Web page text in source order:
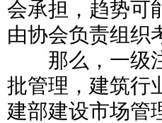
会承担，趋势可
由协会负责组织
那么，一级注
批管理，建筑行
建部建设市场管